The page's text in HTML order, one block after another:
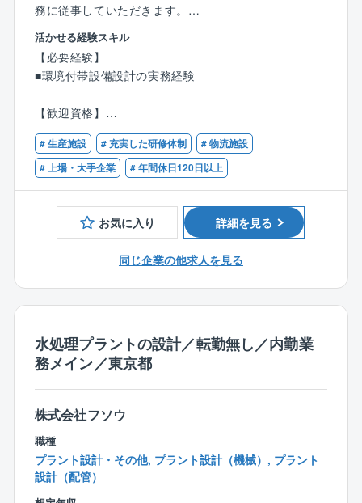
カー
■担当物件
場、等）
・ビル（一般事務所ビル、等）
■対応設備
・空調設備（一般空調設備／暑熱空調設備／クリーン
ルーム／ドライルーム等）
・ユーティリティ（圧縮空気／冷熱源／蒸気／局所排
・給排気設備（一般換気設備／集塵排気設備／スクラ
・その他 電気/照明/内装/コンセント 等、居室構築
■工事案件
新築工事：20%
改修工事：80%
■工期
全体：３カ月～6カ月
6カ月未満の工事が60％程度
上記をこえる工期は40％程度あり
務に従事していただきます。
【業務内容補足】
環境設備は、排水処理設備、排ガス処理設備などで、
法規制対応のための設備のみではなく、超純水製造設
プロセス薬品、 供給設備など生産品質に直結する設備
を包含しています。
顧客となる企業の生産性から環境配慮姿勢を左右する
重要な設備を、単体設備として設計・提案するだけで
なく、
工場新設・改造に伴う環境設備全体の構築を顧客の立
場で管理するコンストラクションマネジメント（CM）
総合的に計画立案し、具体化していく業務まで、
幅広く経験いただけます。
■年間の離職率は3％以下！腰を据えて働ける環境が整
っています。
的資格の取得支援をはじめ、
独自の研修プログラムを行っています。
■グループ会社であるNECラーニングが主催する多様な
研修プログラムも受講可能。
入社後にスキルを伸ばしたい方にもおすすめの環境
活かせる経験スキル
【必要経験】
■環境付帯設備設計の実務経験
【歓迎資格】
■１級管工事施工管理技士の資格お持ちの方
# 生産施設 # 充実した研修体制
# 物流施設
# 上場・大手企業
# 年間休日120日以上
お気に入り 詳細を見る
同じ企業の他求人を見る
水処理プラントの設計／転勤無し／内勤業
務メイン／東京都
株式会社フソウ
職種
プラント設計・その他, プラント設計（機械）, プラント
設計（配管）